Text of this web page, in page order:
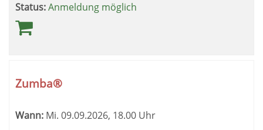
Status:Anmeldung möglich
Zumba®
Wann: Mi. 09.09.2026, 18.00 Uhr